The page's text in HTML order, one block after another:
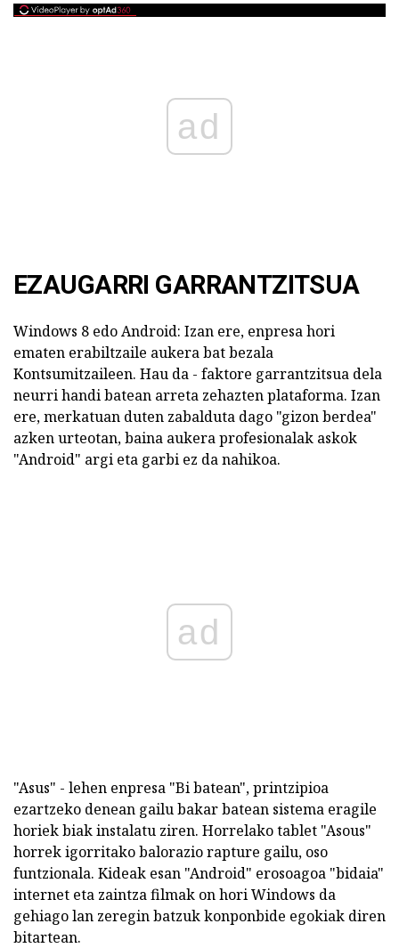
ad
EZAUGARRI GARRANTZITSUA
Windows 8 edo Android: Izan ere, enpresa hori
ematen erabiltzaile aukera bat bezala
Kontsumitzaileen. Hau da - faktore garrantzitsua dela
neurri handi batean arreta zehazten plataforma. Izan
ere, merkatuan duten zabalduta dago "gizon berdea"
azken urteotan, baina aukera profesionalak askok
"Android" argi eta garbi ez da nahikoa.
ad
"Asus" - lehen enpresa "Bi batean", printzipioa
ezartzeko denean gailu bakar batean sistema eragile
horiek biak instalatu ziren. Horrelako tablet "Asous"
horrek igorritako balorazio rapture gailu, oso
funtzionala. Kideak esan "Android" erosoagoa "bidaia"
internet eta zaintza filmak on hori Windows da
gehiago lan zeregin batzuk konponbide egokiak diren
bitartean.